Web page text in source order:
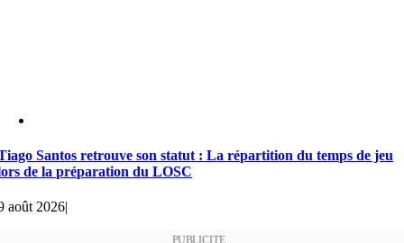
Santos retrouve son statut : La répartition du temps de jeu
de la préparation du LOSC
août 2026|
PUBLICITE